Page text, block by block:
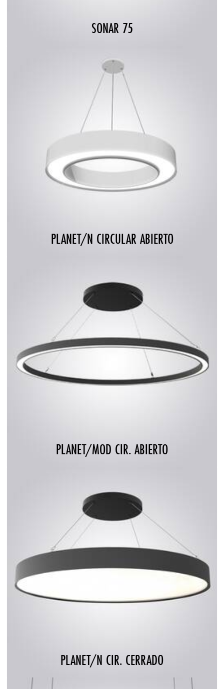
SONAR 75
PLANET/N CIRCULAR ABIERTO
PLANET/MOD CIR. ABIERTO
PLANET/N CIR. CERRADO